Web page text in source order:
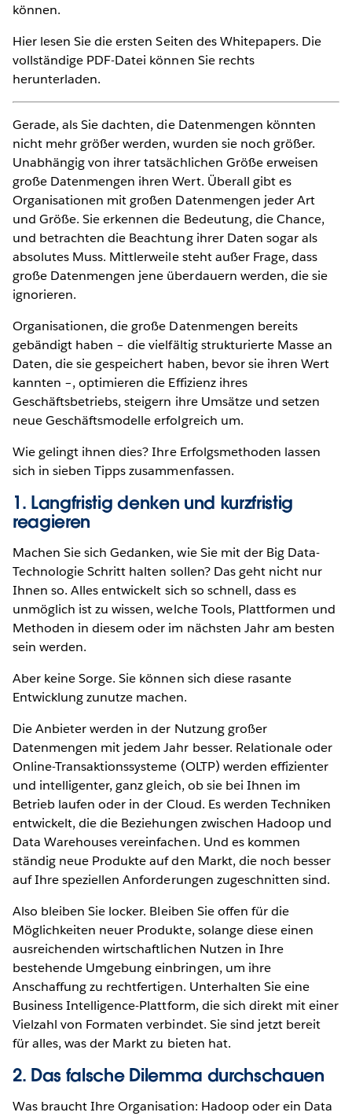
können.
Hier lesen Sie die ersten Seiten des Whitepapers. Die
vollständige PDF-Datei können Sie rechts
herunterladen.
Gerade, als Sie dachten, die Datenmengen könnten
nicht mehr größer werden, wurden sie noch größer.
Unabhängig von ihrer tatsächlichen Größe erweisen
große Datenmengen ihren Wert. Überall gibt es
Organisationen mit großen Datenmengen jeder Art
und Größe. Sie erkennen die Bedeutung, die Chance,
und betrachten die Beachtung ihrer Daten sogar als
absolutes Muss. Mittlerweile steht außer Frage, dass
große Datenmengen jene überdauern werden, die sie
ignorieren.
Organisationen, die große Datenmengen bereits
gebändigt haben – die vielfältig strukturierte Masse an
Daten, die sie gespeichert haben, bevor sie ihren Wert
kannten –, optimieren die Effizienz ihres
Geschäftsbetriebs, steigern ihre Umsätze und setzen
neue Geschäftsmodelle erfolgreich um.
Wie gelingt ihnen dies? Ihre Erfolgsmethoden lassen
sich in sieben Tipps zusammenfassen.
1. Langfristig denken und kurzfristig
reagieren
Machen Sie sich Gedanken, wie Sie mit der Big Data-
Technologie Schritt halten sollen? Das geht nicht nur
Ihnen so. Alles entwickelt sich so schnell, dass es
unmöglich ist zu wissen, welche Tools, Plattformen und
Methoden in diesem oder im nächsten Jahr am besten
sein werden.
Aber keine Sorge. Sie können sich diese rasante
Entwicklung zunutze machen.
Die Anbieter werden in der Nutzung großer
Datenmengen mit jedem Jahr besser. Relationale oder
Online-Transaktionssysteme (OLTP) werden effizienter
und intelligenter, ganz gleich, ob sie bei Ihnen im
Betrieb laufen oder in der Cloud. Es werden Techniken
entwickelt, die die Beziehungen zwischen Hadoop und
Data Warehouses vereinfachen. Und es kommen
ständig neue Produkte auf den Markt, die noch besser
auf Ihre speziellen Anforderungen zugeschnitten sind.
Also bleiben Sie locker. Bleiben Sie offen für die
Möglichkeiten neuer Produkte, solange diese einen
ausreichenden wirtschaftlichen Nutzen in Ihre
bestehende Umgebung einbringen, um ihre
Anschaffung zu rechtfertigen. Unterhalten Sie eine
Business Intelligence-Plattform, die sich direkt mit einer
Vielzahl von Formaten verbindet. Sie sind jetzt bereit
für alles, was der Markt zu bieten hat.
2. Das falsche Dilemma durchschauen
Was braucht Ihre Organisation: Hadoop oder ein Data